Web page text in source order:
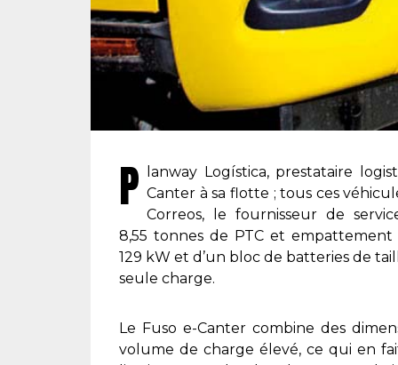
P
lanway Logística, prestataire
Canter à sa flotte ; tous ces
Correos, le fournisseur de
8,55 tonnes de PTC et
129 kW et d’un bloc de batteries de
seule charge.
Le Fuso e-Canter combine des
volume de charge élevé, ce qui en